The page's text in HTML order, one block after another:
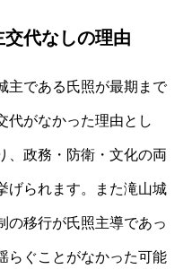
代なしの理由
主である氏照が最期まで
代がなかった理由とし
、政務・防衛・文化の両
げられます。また滝山城
の移行が氏照主導であっ
らぐことがなかった可能